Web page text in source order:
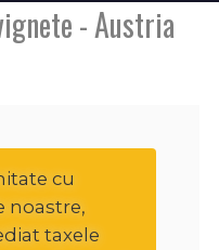
- Austria
cu
noastre,
taxele